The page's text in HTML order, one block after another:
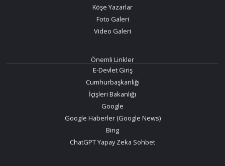
Köşe Yazarlar
Foto Galeri
Video Galeri
Önemli Linkler
E-Devlet Giriş
Cumhurbaşkanlığı
İçişleri Bakanlığı
Google
Google Haberler (Google News)
Bing
ChatGPT Yapay Zeka Sohbet